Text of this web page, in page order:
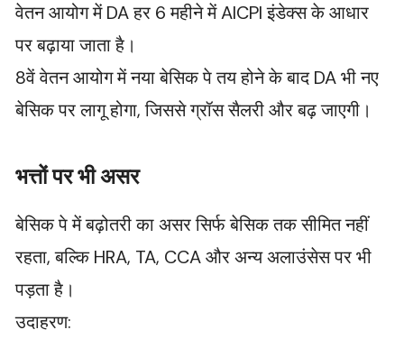
वेतन आयोग में DA हर 6 महीने में AICPI इंडेक्स के आधार
पर बढ़ाया जाता है।
8वें वेतन आयोग में नया बेसिक पे तय होने के बाद DA भी नए
बेसिक पर लागू होगा, जिससे ग्रॉस सैलरी और बढ़ जाएगी।
भत्तों पर भी असर
बेसिक पे में बढ़ोतरी का असर सिर्फ बेसिक तक सीमित नहीं
रहता, बल्कि HRA, TA, CCA और अन्य अलाउंसेस पर भी
पड़ता है।
उदाहरण: